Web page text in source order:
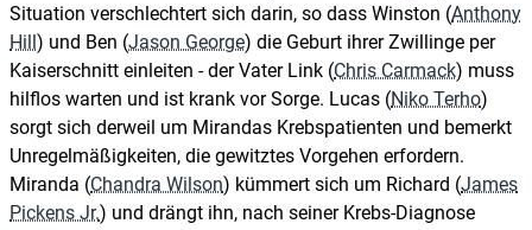
Situation verschlechtert sich darin, so dass Winston (Anthony
Hill) und Ben (Jason George) die Geburt ihrer Zwillinge per
Kaiserschnitt einleiten - der Vater Link (Chris Carmack) muss
hilflos warten und ist krank vor Sorge. Lucas (Niko Terho)
sorgt sich derweil um Mirandas Krebspatienten und bemerkt
Unregelmäßigkeiten, die gewitztes Vorgehen erfordern.
Miranda (Chandra Wilson) kümmert sich um Richard (James
Pickens Jr.) und drängt ihn, nach seiner Krebs-Diagnose